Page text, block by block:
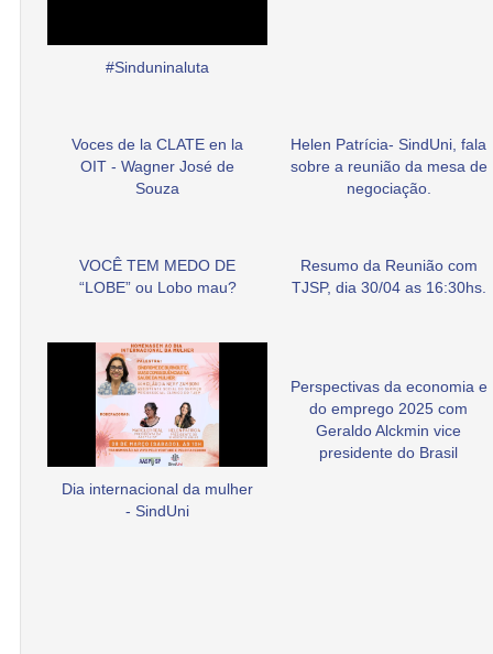
#Sinduninaluta
Voces de la CLATE en la
OIT - Wagner José de
Souza
Helen Patrícia- SindUni, fala
sobre a reunião da mesa de
negociação.
VOCÊ TEM MEDO DE
“LOBE” ou Lobo mau?
Resumo da Reunião com
TJSP, dia 30/04 as 16:30hs.
Dia internacional da mulher
- SindUni
Perspectivas da economia e
do emprego 2025 com
Geraldo Alckmin vice
presidente do Brasil